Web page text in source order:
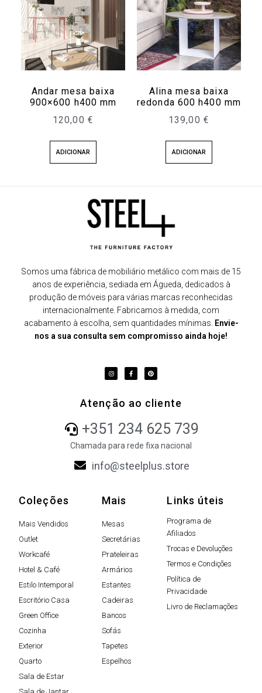
Andar mesa baixa
900×600 h400 mm
120,00 €
ADICIONAR
Alina mesa baixa
redonda 600 h400 mm
139,00 €
ADICIONAR
Somos uma fábrica de mobiliário metálico com mais de 15
anos de experiência, sediada em Águeda, dedicados à
produção de móveis para várias marcas reconhecidas
internacionalmente. Fabricamos à medida, com
acabamento à escolha, sem quantidades mínimas. Envie-
nos a sua consulta sem compromisso ainda hoje!
Atenção ao cliente
+351 234 625 739
Chamada para rede fixa nacional
info@steelplus.store
Coleções
Mais Vendidos
Outlet
Workcafé
Hotel & Café
Estilo Intemporal
Escritório Casa
Green Office
Cozinha
Exterior
Quarto
Sala de Estar
Mais
Mesas
Secretárias
Prateleiras
Armários
Estantes
Cadeiras
Bancos
Sofás
Tapetes
Espelhos
Links úteis
Programa de
Afiliados
Trocas e Devoluções
Termos e Condições
Política de
Privacidade
Livro de Reclamações